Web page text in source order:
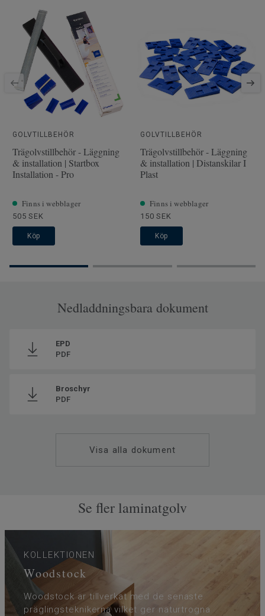
Artiklar per paket
Klassificering för
bostadsmiljö
Låssystem
SAP SKU #
510038018
Fasade kanter
Klassificering för kommersiell
Golvvärme
Ja (max 27 °C)
Längd
138
GOLVTILLBEHÖR
Trägolvstillbehör - Läggning
& installation | Startbox
Installation - Pro
Finns i webblager
505 SEK
Köp
GOLVTILLBEHÖR
Trägolvstillbehör - Läggning
& installation | Distanskilar I
Plast
Finns i webblager
150 SEK
Köp
Nedladdningsbara dokument
EPD
PDF
Broschyr
PDF
Visa alla dokument
Se fler laminatgolv
KOLLEKTIONEN
Woodstock
Woodstock är tillverkat med de senaste
präglingsteknikerna vilket ger naturtrogna